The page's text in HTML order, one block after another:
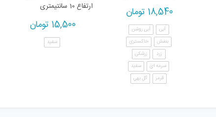
18,540 تومان
آبی
آبی روشن
بنفش
خاکستری
زرد
زرشکی
سرمه ای
سفید
قرمز
گل بهی
ارتفاع 10 سانتیمتری
15,500 تومان
سفید